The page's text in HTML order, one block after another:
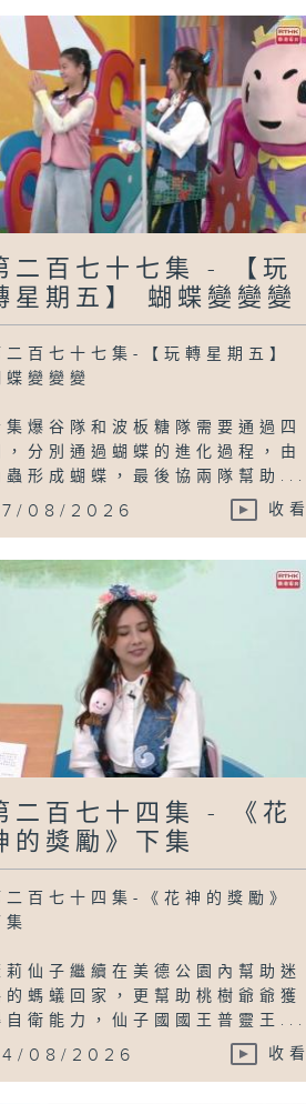
二百七十七集 - 【玩
星期五】 蝴蝶變變變
二百七十七集-【玩轉星期五】
蝶變變變
集爆谷隊和波板糖隊需要通過四
，分別通過蝴蝶的進化過程，由
蟲形成蝴蝶，最後協兩隊幫助...
08/2026 收看
二百七十四集 - 《花
的獎勵》下集
二百七十四集-《花神的獎勵》
集
莉仙子繼續在美德公園內幫助迷
的螞蟻回家，更幫助桃樹爺爺獲
自衛能力，仙子國國王普靈王...
08/2026 收看